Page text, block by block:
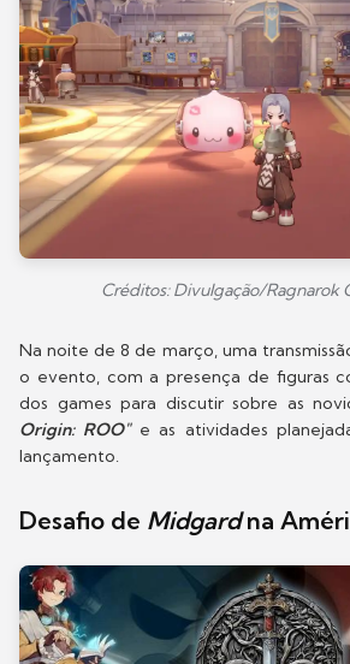
Créditos: Divulgação/Ragnarok
Na noite de 8 de março, uma
o evento, com a presença de figuras
dos games para discutir sobre as
Origin: ROO" e as atividades
lançamento.
Desafio de Midgardna